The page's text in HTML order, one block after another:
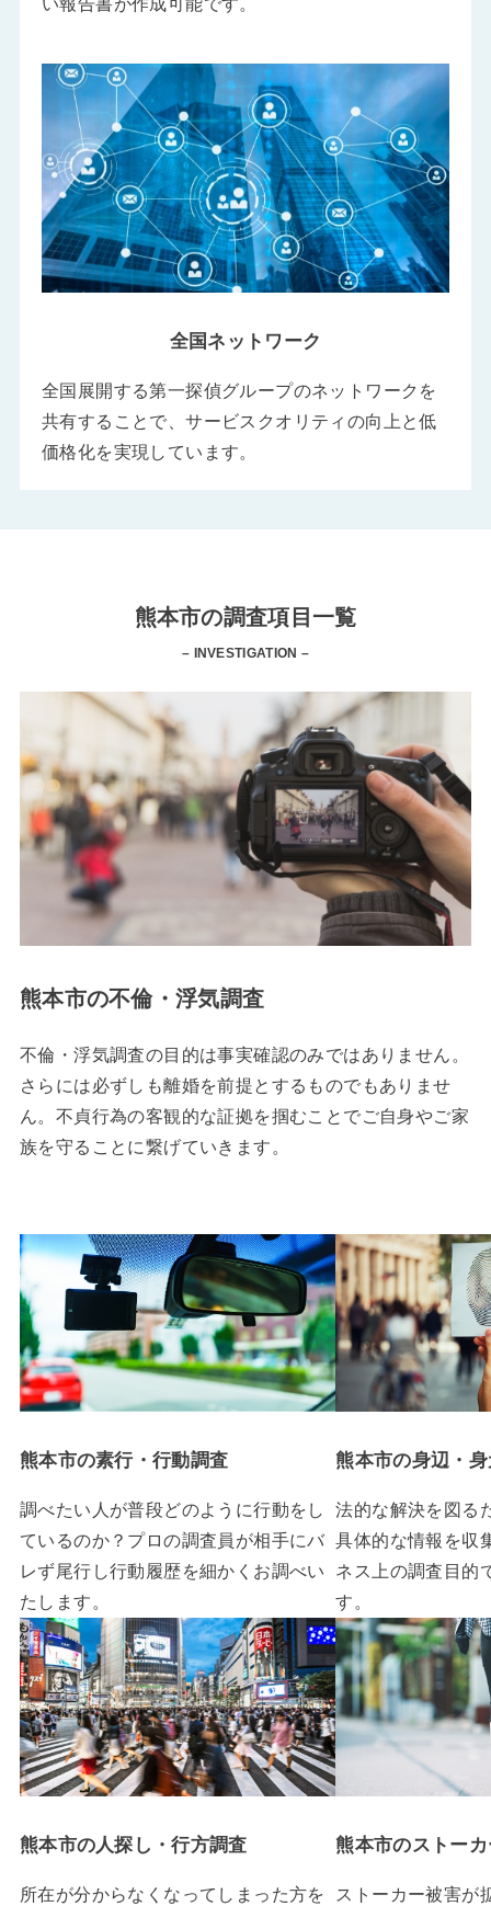
全国ネットワーク
全国展開する第一探偵グループのネットワークを
共有することで、サービスクオリティの向上と低
価格化を実現しています。
熊本市の調査項目一覧
– INVESTIGATION –
熊本市の不倫・浮気調査
不倫・浮気調査の目的は事実確認のみではありません。
さらには必ずしも離婚を前提とするものでもありませ
ん。不貞行為の客観的な証拠を掴むことでご自身やご家
族を守ることに繋げていきます。
熊本市の素行・行動調査
調べたい人が普段どのように行動をし
ているのか？プロの調査員が相手にバ
レず尾行し行動履歴を細かくお調べい
たします。
熊本市の身辺・
法的な解決を図る
具体的な情報を収
ネス上の調査目的
す。
熊本市の人探し・行方調査
所在が分からなくなってしまった方を
熊本市のストー
ストーカー被害が